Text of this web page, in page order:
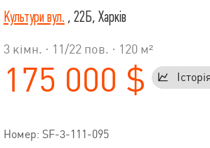
Культури вул. , 22Б, Харків
3 кімн. · 11 /22 пов. · 120 м²
175 000 $
Номер: SF-3-111-095